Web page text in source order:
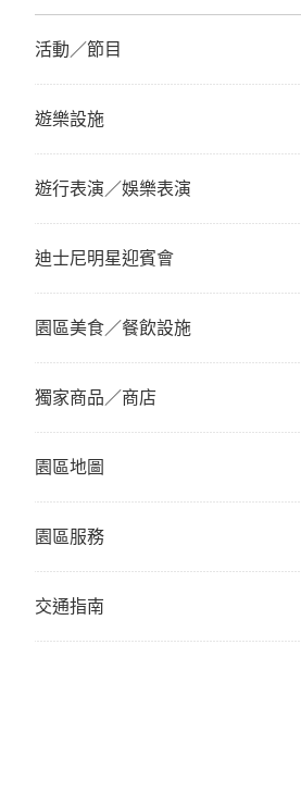
活動／節目
遊樂設施
遊行表演／娛樂表演
迪士尼明星迎賓會
園區美食／餐飲設施
獨家商品／商店
園區地圖
園區服務
交通指南